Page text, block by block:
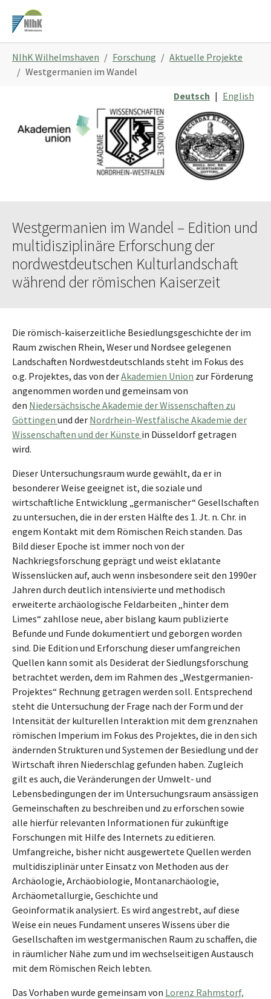
Hauptinhalt
springen
sind
hier:
NIhK Wilhelmshaven Forschung
Aktuelle Projekte
Westgermanien im Wandel
Deutsch | English
Westgermanien im Wandel – Edition und
multidisziplinäre Erforschung der
nordwestdeutschen Kulturlandschaft
während der römischen Kaiserzeit
Die römisch-kaiserzeitliche Besiedlungsgeschichte der im
Raum zwischen Rhein, Weser und Nordsee gelegenen
Landschaften Nordwestdeutschlands steht im Fokus des
o.g. Projektes, das von derAkademien Union zur Förderung
angenommen worden und gemeinsam von
den Niedersächsische Akademie der Wissenschaften zu
Göttingen und der Nordrhein-Westfälische Akademie der
Wissenschaften und der Künste in Düsseldorf getragen
wird.
Dieser Untersuchungsraum wurde gewählt, da er in
besonderer Weise geeignet ist, die soziale und
wirtschaftliche Entwicklung „germanischer“ Gesellschaften
zu untersuchen, die in der ersten Hälfte des 1. Jt. n. Chr. in
engem Kontakt mit dem Römischen Reich standen. Das
Bild dieser Epoche ist immer noch von der
Nachkriegsforschung geprägt und weist eklatante
Wissenslücken auf, auch wenn insbesondere seit den 1990er
Jahren durch deutlich intensivierte und methodisch
erweiterte archäologische Feldarbeiten „hinter dem
Limes“ zahllose neue, aber bislang kaum publizierte
Befunde und Funde dokumentiert und geborgen worden
sind. Die Edition und Erforschung dieser umfangreichen
Quellen kann somit als Desiderat der Siedlungsforschung
betrachtet werden, dem im Rahmen des „Westgermanien-
Projektes“ Rechnung getragen werden soll. Entsprechend
steht die Untersuchung der Frage nach der Form und der
Intensität der kulturellen Interaktion mit dem grenznahen
römischen Imperium im Fokus des Projektes, die in den sich
ändernden Strukturen und Systemen der Besiedlung und der
Wirtschaft ihren Niederschlag gefunden haben. Zugleich
gilt es auch, die Veränderungen der Umwelt- und
Lebensbedingungen der im Untersuchungsraum ansässigen
Gemeinschaften zu beschreiben und zu erforschen sowie
alle hierfür relevanten Informationen für zukünftige
Forschungen mit Hilfe des Internets zu editieren.
Umfangreiche, bisher nicht ausgewertete Quellen werden
multidisziplinär unter Einsatz von Methoden aus der
Archäologie, Archäobiologie, Montanarchäologie,
Archäometallurgie, Geschichte und
Geoinformatik analysiert. Es wird angestrebt, auf diese
Weise ein neues Fundament unseres Wissens über die
Gesellschaften im westgermanischen Raum zu schaffen, die
in räumlicher Nähe zum und im wechselseitigen Austausch
mit dem Römischen Reich lebten.
Das Vorhaben wurde gemeinsam von Lorenz Rahmstorf,